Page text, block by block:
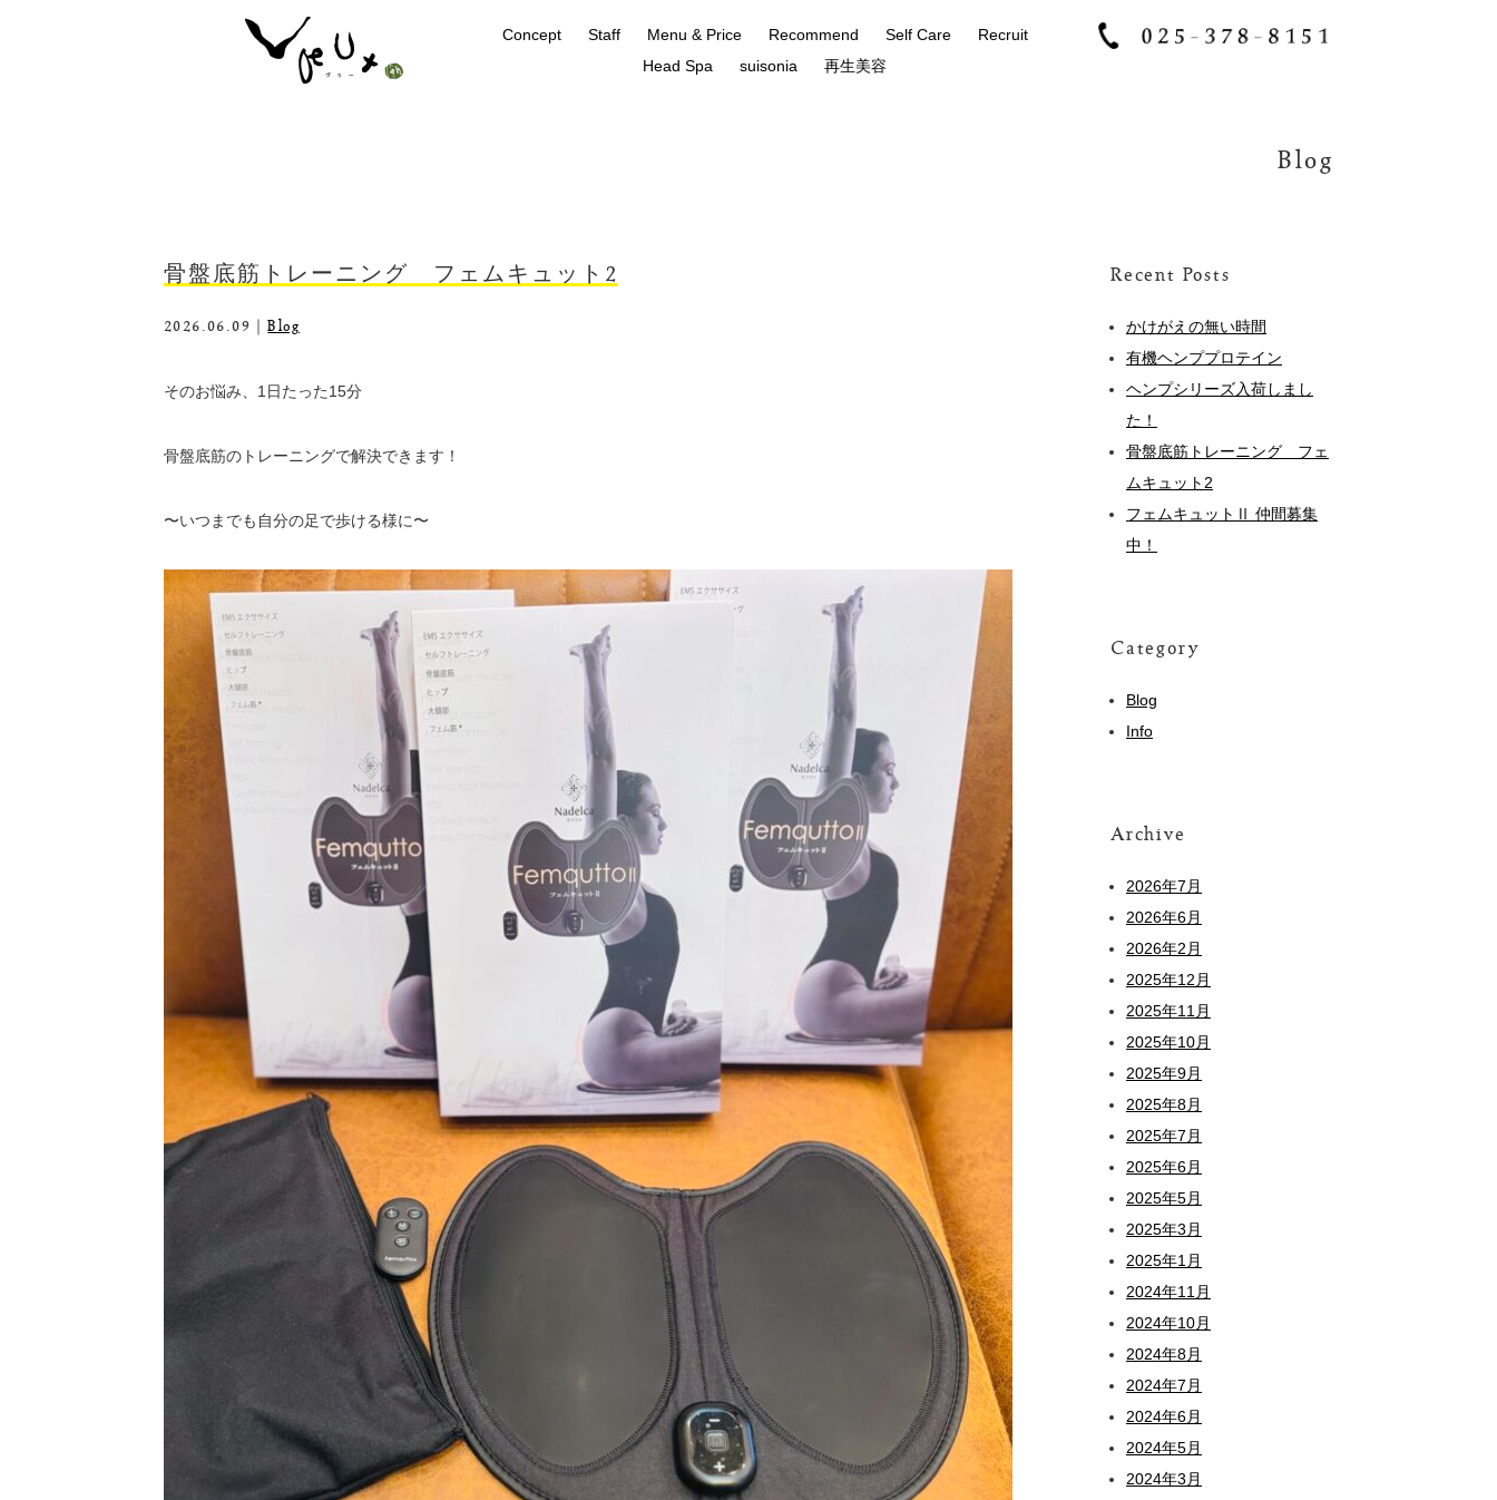
Concept Staff Menu & Price Recommend Self Care
Recruit
Head Spa
suisonia 再生美容
Blog
骨盤底筋トレーニング フェムキュット2
2026.06.09｜Blog
そのお悩み、1日たった15分
骨盤底筋のトレーニングで解決できます！
〜いつまでも自分の足で歩ける様に〜
Recent Posts
かけがえの無い時間
有機ヘンププロテイン
ヘンプシリーズ入荷しまし
た！
骨盤底筋トレーニング フェ
ムキュット2
フェムキュットⅡ 仲間募集
中！
Category
Blog
Info
Archive
2026年7月
2026年6月
2026年2月
2025年12月
2025年11月
2025年10月
2025年9月
2025年8月
2025年7月
2025年6月
2025年5月
2025年3月
2025年1月
2024年11月
2024年10月
2024年8月
2024年7月
2024年6月
2024年5月
2024年3月